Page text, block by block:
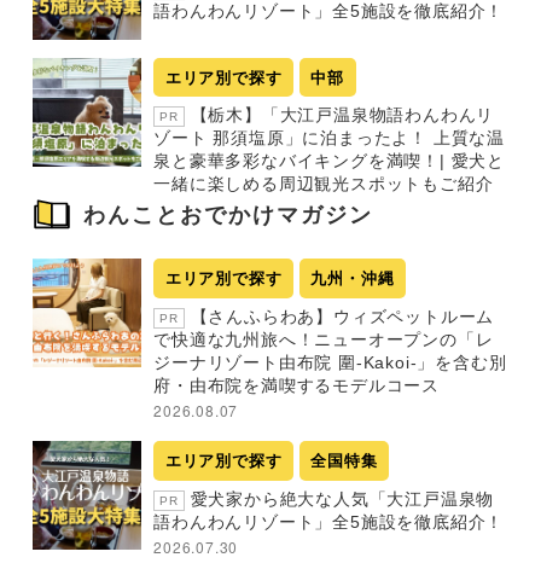
語わんわんリゾート」全5施設を徹底紹介！
エリア別で探す 中部
PR
【栃木】「大江戸温泉物語わんわんリ
ゾート 那須塩原」に泊まったよ！ 上質な温
泉と豪華多彩なバイキングを満喫！| 愛犬と
一緒に楽しめる周辺観光スポットもご紹介
わんことおでかけマガジン
エリア別で探す 九州・沖縄
PR
【さんふらわあ】ウィズペットルーム
で快適な九州旅へ！ニューオープンの「レ
ジーナリゾート由布院 圍-Kakoi-」を含む別
府・由布院を満喫するモデルコース
2026.08.07
エリア別で探す 全国特集
PR
愛犬家から絶大な人気「大江戸温泉物
語わんわんリゾート」全5施設を徹底紹介！
2026.07.30